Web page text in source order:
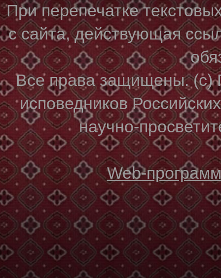
При перепечатке
с сайта, действующая
Все права защищены. (с)
исповедников
научно-
Web-